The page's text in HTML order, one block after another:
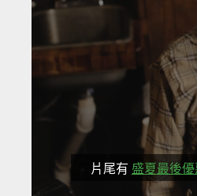
片尾有 盛夏最後優